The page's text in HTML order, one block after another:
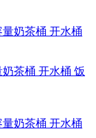
茶桶 开水桶 饭